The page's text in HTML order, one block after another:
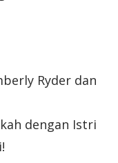
Ryder dan
dengan Istri